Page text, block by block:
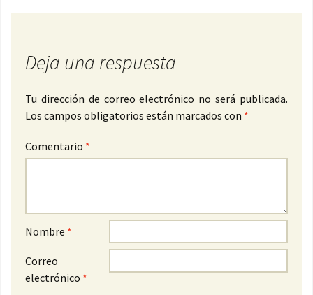
Deja una respuesta
Tu dirección de correo electrónico no será publicada.
Los campos obligatorios están marcados con *
Comentario *
Nombre *
Correo
electrónico *